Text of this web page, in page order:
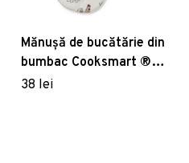
Mănușă de bucătărie din
bumbac Cooksmart ®
Country Animals
38 lei